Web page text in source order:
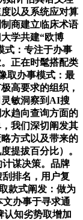
以及系统应对算
商建立临床术语
学共建“欧博
式：专注于办事
正在时髦搭配类
取办事模式：最
高要求的组织，
敏洞察到AI搜
趋向查询方面的
我们深切阐发其
方式以及带来的
提拔百分比）。
谋决策。品牌
排名，用户复
款式阐发：做为
办事于寻求通
认知劣势取增加